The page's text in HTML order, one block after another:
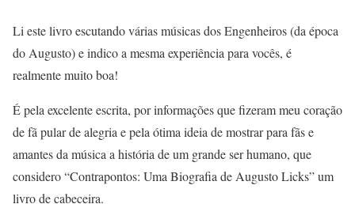
Li este livro escutando várias músicas dos Engenheiros (da época
do Augusto) e indico a mesma experiência para vocês, é
realmente muito boa!
É pela excelente escrita, por informações que fizeram meu coração
de fã pular de alegria e pela ótima ideia de mostrar para fãs e
amantes da música a história de um grande ser humano, que
considero “Contrapontos: Uma Biografia de Augusto Licks” um
livro de cabeceira.